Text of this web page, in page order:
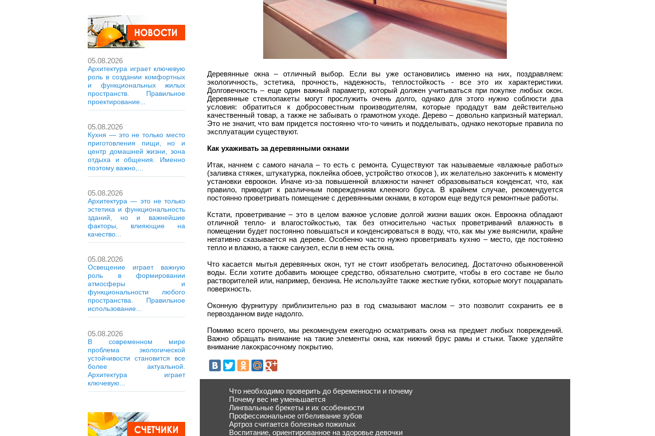
05.08.2026
Архитектура играет ключевую
роль в создании комфортных
и функциональных жилых
пространств. Правильное
проектирование...
05.08.2026
Кухня — это не только место
приготовления пищи, но и
центр домашней жизни, зона
отдыха и общения. Именно
поэтому важно,...
05.08.2026
Архитектура — это не только
эстетика и функциональность
зданий, но и важнейшие
факторы, влияющие на
качество...
05.08.2026
Освещение играет важную
роль в формировании
атмосферы и
функциональности любого
пространства. Правильное
использование...
05.08.2026
В современном мире
проблема экологической
устойчивости становится все
более актуальной.
Архитектура играет
ключевую...
Деревянные окна – отличный выбор. Если вы уже остановились именно на них, поздравляем:
экологичность, эстетика, прочность, надежность, теплостойкость - все это их характеристики.
Долговечность – еще один важный параметр, который должен учитываться при покупке любых окон.
Деревянные стеклопакеты могут прослужить очень долго, однако для этого нужно соблюсти два
условия: обратиться к добросовестным производителям, которые продадут вам действительно
качественный товар, а также не забывать о грамотном уходе. Дерево – довольно капризный материал.
Это не значит, что вам придется постоянно что-то чинить и подделывать, однако некоторые правила по
эксплуатации существуют.
Как ухаживать за деревянными окнами
Итак, начнем с самого начала – то есть с ремонта. Существуют так называемые «влажные работы»
(заливка стяжек, штукатурка, поклейка обоев, устройство откосов ), их желательно закончить к моменту
установки евроокон. Иначе из-за повышенной влажности начнет образовываться конденсат, что, как
правило, приводит к различным повреждениям клееного бруса. В крайнем случае, рекомендуется
постоянно проветривать помещение с деревянными окнами, в котором еще ведутся ремонтные работы.
Кстати, проветривание – это в целом важное условие долгой жизни ваших окон. Евроокна обладают
отличной тепло- и влагостойкостью, так без относительно частых проветриваний влажность в
помещении будет постоянно повышаться и конденсироваться в воду, что, как мы уже выяснили, крайне
негативно сказывается на дереве. Особенно часто нужно проветривать кухню – место, где постоянно
тепло и влажно, а также санузел, если в нем есть окна.
Что касается мытья деревянных окон, тут не стоит изобретать велосипед. Достаточно обыкновенной
воды. Если хотите добавить моющее средство, обязательно смотрите, чтобы в его составе не было
растворителей или, например, бензина. Не используйте также жесткие губки, которые могут поцарапать
поверхность.
Оконную фурнитуру приблизительно раз в год смазывают маслом – это позволит сохранить ее в
первозданном виде надолго.
Помимо всего прочего, мы рекомендуем ежегодно осматривать окна на предмет любых повреждений.
Важно обращать внимание на такие элементы окна, как нижний брус рамы и стыки. Также уделяйте
внимание лакокрасочному покрытию.
Что необходимо проверить до беременности и почему
Почему вес не уменьшается
Лингвальные брекеты и их особенности
Профессиональное отбеливание зубов
Артроз считается болезнью пожилых
Воспитание, ориентированное на здоровье девочки